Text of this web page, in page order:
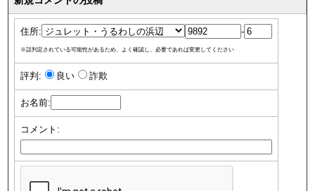
住所: -
※誤判定されている可能性があるため、よく確認し、必要であれば変更してください
評判: 良い 詐欺
お名前:
コメント: